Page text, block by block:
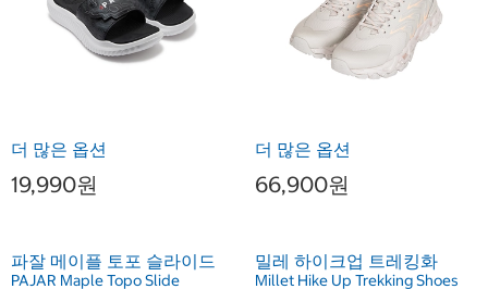
더 많은 옵션
19,990원
파잘 메이플 토포 슬라이드
PAJAR Maple Topo Slide
더 많은 옵션
66,900원
밀레 하이크업 트레킹화
Millet Hike Up Trekking Shoes